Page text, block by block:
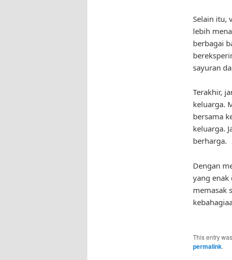
Selain itu,
lebih
berbagai
sayuran
Terakhir,
keluarga.
bersama
keluarga.
berharga.
Dengan
yang enak
memasak
This entry
permalink.